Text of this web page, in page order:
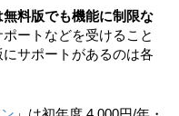
無料版でも機能に制限な
ートなどを受けること
サポートがあるのは各